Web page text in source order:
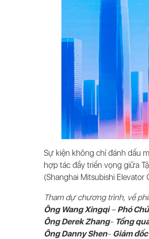
Sự kiện không chỉ đánh dấu
hợp tác đầy triển vọng giữa
(Shanghai Mitsubishi
Tham dự chương trình, về
Ông Wang Xingqi–Phó
Ông Derek Zhang- Tổng
Ông Danny Shen- Giám